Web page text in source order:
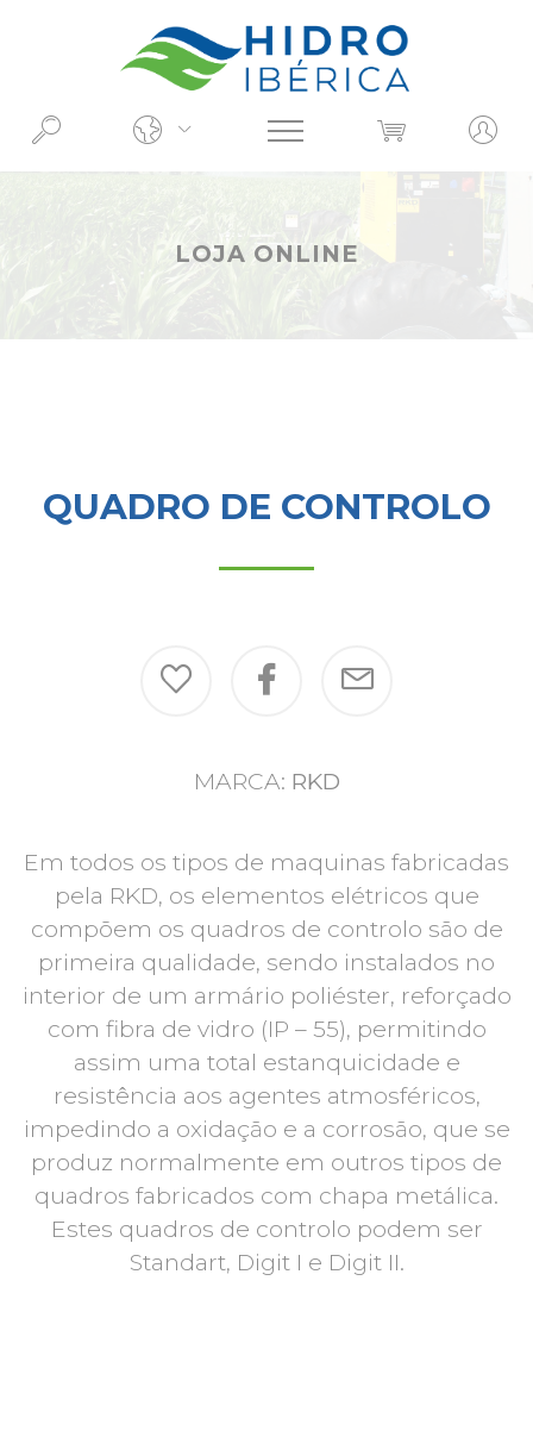
LOJA ONLINE
QUADRO DE CONTROLO
MARCA: RKD
Em todos os tipos de maquinas fabricadas
pela RKD, os elementos elétricos que
compõem os quadros de controlo são de
primeira qualidade, sendo instalados no
interior de um armário poliéster, reforçado
com fibra de vidro (IP – 55), permitindo
assim uma total estanquicidade e
resistência aos agentes atmosféricos,
impedindo a oxidação e a corrosão, que se
produz normalmente em outros tipos de
quadros fabricados com chapa metálica.
Estes quadros de controlo podem ser
Standart, Digit I e Digit II.
O QUE PROCURA?